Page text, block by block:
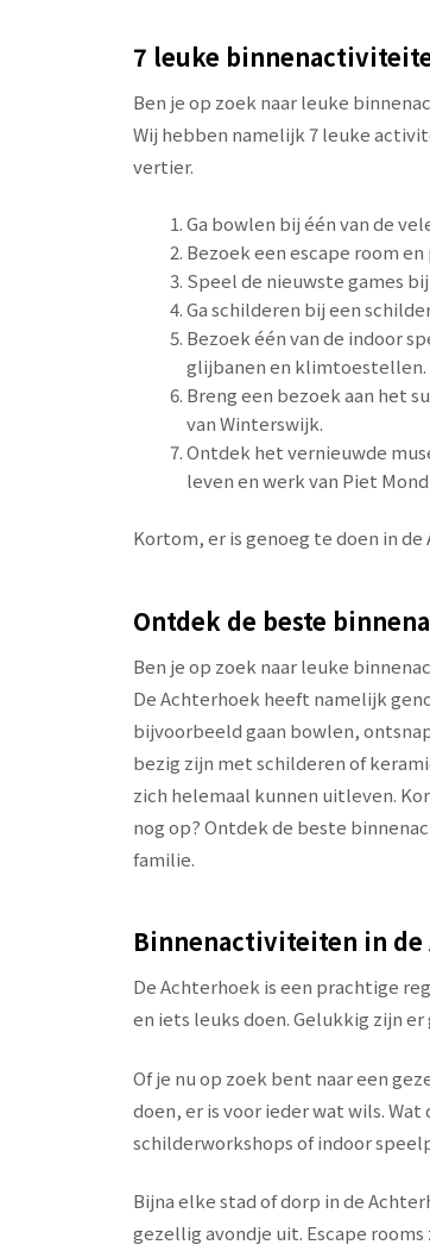
7 leuke
Ben je op zoek naar leuke
Wij hebben namelijk 7 leuke
vertier.
Ga bowlen bij één van de
Bezoek een escape room
Speel de nieuwste games
Ga schilderen bij een
Bezoek één van de indoor
glijbanen en klimtoestellen.
Breng een bezoek aan het
van Winterswijk.
Ontdek het vernieuwde
leven en werk van Piet
Kortom, er is genoeg te doen in
Ontdek de beste
Ben je op zoek naar leuke
De Achterhoek heeft namelijk
bijvoorbeeld gaan bowlen,
bezig zijn met schilderen of
zich helemaal kunnen uitleven.
nog op? Ontdek de beste
familie.
Binnenactiviteiten in
De Achterhoek is een prachtige
en iets leuks doen. Gelukkig zijn
Of je nu op zoek bent naar een
doen, er is voor ieder wat wils.
schilderworkshops of indoor
Bijna elke stad of dorp in de
gezellig avondje uit. Escape